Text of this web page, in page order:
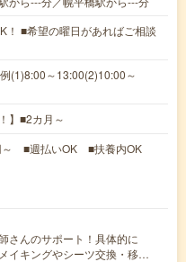
！ ■希望の曜日があればご相談
(1)8:00～13:00(2)10:00～
】■2カ月～
～ ■週払いOK ■扶養内OK
さんのサポート！具体的に
イキングやシーツ交換・移…